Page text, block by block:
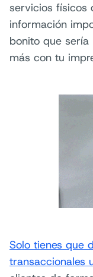
servicios físicos
información
bonito que
más con tu
Solo tienes que
transaccionales